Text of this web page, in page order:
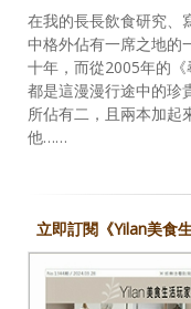
在我的長長飲食研究、
中格外佔有一席之地
十年，而從2005年的《
都是這漫漫行途中的珍
所佔有二，且兩本加起
他……
立即訂閱《Yilan美食